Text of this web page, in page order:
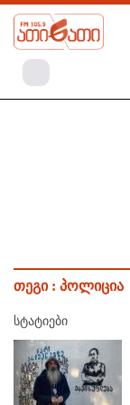
თეგი : პოლიცია
სტატიები